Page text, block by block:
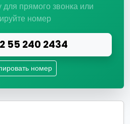
прямого звонка или
номер
55 240 2434
номер